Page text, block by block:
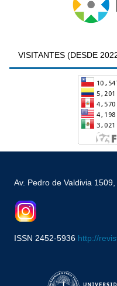
VISITANTES (DESDE
Av. Pedro de Valdivia
ISSN 2452-5936 http://